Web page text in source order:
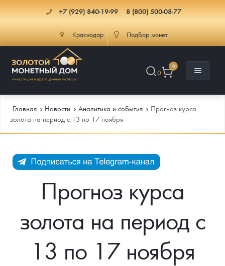
+7 (929) 840-19-99 8 (800) 500-08-77
Краснодар Подбор монет
0
0
Каталог Монет
Инвестиционные монеты
Монеты Царской России
Монеты стран мира после 1950г
Георгий Победоносец
Инфо
Как сделать заказ
Информация
Аналитика и события
Главная Новости Аналитика и события
Прогноз курса
золота на период с 13 по 17 ноября
Прогноз курса
золота на период с
13 по 17 ноября